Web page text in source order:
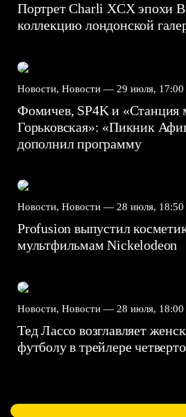
Портрет Charli XCX эпохи
коллекцию лондонской
Новости, Новости — 29 июля, 17:00
Фомичев, SP4K и «Станция
Горьковская»: «Пикник
дополнил программу
Новости, Новости — 28 июля, 18:50
Profusion выпустил
мультфильмам Nickelodeon
Новости, Новости — 28 июля, 18:00
Тед Лассо возглавляет
футболу в трейлере